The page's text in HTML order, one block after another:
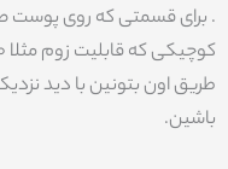
. برای قسمتی که روی پوست
طریق اون بتونین با دید
باشین.